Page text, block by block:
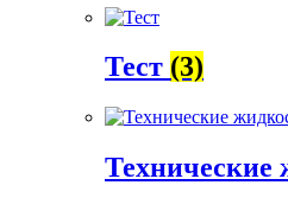
Тест (3)
Технические